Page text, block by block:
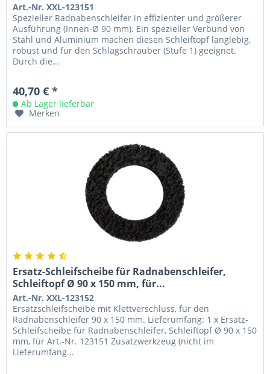
Art.-Nr. XXL-123151
Spezieller Radnabenschleifer in effizienter und größerer
Ausführung (Innen-Ø 90 mm). Ein spezieller Verbund von
Stahl und Aluminium machen diesen Schleiftopf langlebig,
robust und für den Schlagschrauber (Stufe 1) geeignet.
Durch die...
40,70 € *
Ab Lager lieferbar
Merken
Ersatz-Schleifscheibe für Radnabenschleifer,
Schleiftopf Ø 90 x 150 mm, für...
Art.-Nr. XXL-123152
Ersatzschleifscheibe mit Klettverschluss, für den
Radnabenschleifer 90 x 150 mm. Lieferumfang: 1 x Ersatz-
Schleifscheibe für Radnabenschleifer, Schleiftopf Ø 90 x 150
mm, für Art.-Nr. 123151 Zusatzwerkzeug (nicht im
Lieferumfang...